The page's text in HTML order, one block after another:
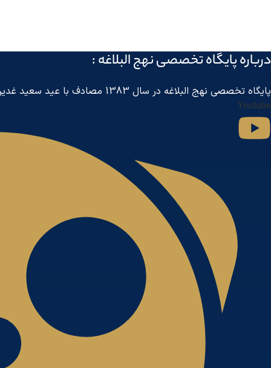
درباره پايگاه تخصصی نهج البلاغه :
پايگاه تخصصی نهج البلاغه در سال 1383 مصادف با عید سعید غدیر خم توسط مرکز جهانی اطلاع رسانی آل البیت
Youtube